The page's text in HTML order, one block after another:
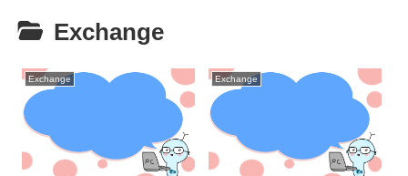
Exchange
Exchange Exchange